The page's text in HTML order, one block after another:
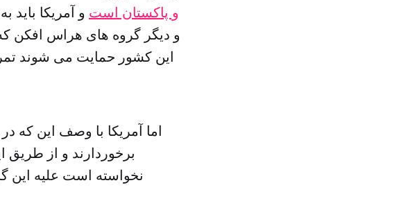
و پاکستان است و آمریکا باید
و دیگر گروه های هراس افکن
این کشور حمایت می شوند
اما آمریکا با وصف این که
برخوردارند و از طریق
نخواسته است علیه این